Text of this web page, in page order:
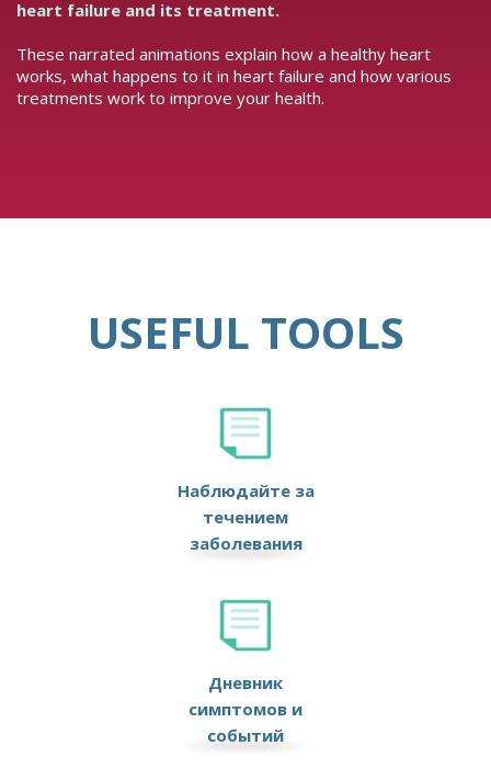
heart failure and its treatment.
These narrated animations explain how a healthy heart
works, what happens to it in heart failure and how various
treatments work to improve your health.
USEFUL TOOLS
Наблюдайте за
течением
заболевания
Дневник
симптомов и
событий